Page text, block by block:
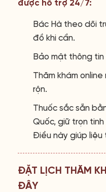
được hỗ trợ 24/7:
Bác Hà theo dõi
đồ khi cần.
Bảo mật thông
Thăm khám
rộn.
Thuốc sắc sẵn
Quốc, giữ trọn
Điều này giúp liệu
ĐẶT LỊCH THĂM
ĐÂY